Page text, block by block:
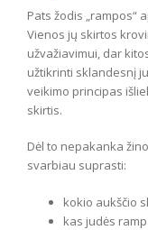
Pats žodis „rampos“
Vienos jų skirtos
užvažiavimui, dar
užtikrinti sklandesnį
veikimo principas
skirtis.
Dėl to nepakanka
svarbiau suprasti:
kokio aukščio
kas judės